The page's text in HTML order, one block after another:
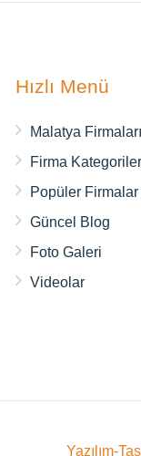
Hızlı Menü
Malatya Firmaları
Firma
Popüler Firmalar
Güncel Blog
Foto Galeri
Videolar
Yazılım-